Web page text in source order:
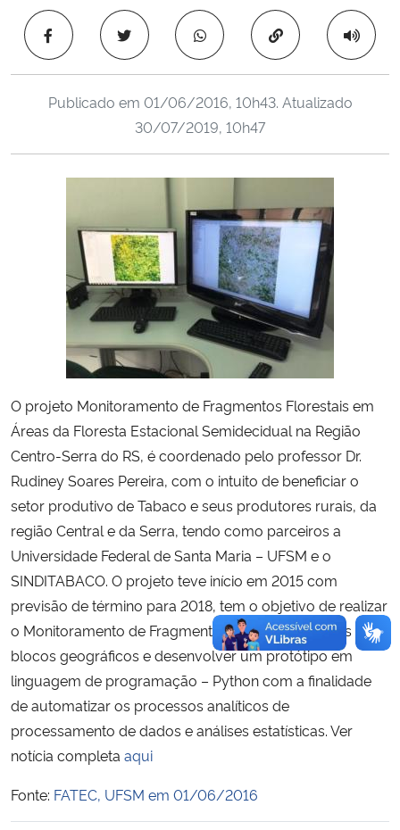
Secretaria-Geral
Gabinete de Segurança Institucional
Advocacia-Geral da União
Banco Central do Brasil
Copiar para área
Publicado em 01/06/2016, 10h43. Atualizado
30/07/2019, 10h47
O projeto Monitoramento de Fragmentos Florestais em
Áreas da Floresta Estacional Semidecidual na Região
Centro-Serra do RS, é coordenado pelo professor Dr.
Rudiney Soares Pereira, com o intuito de beneficiar o
setor produtivo de Tabaco e seus produtores rurais, da
região Central e da Serra, tendo como parceiros a
Universidade Federal de Santa Maria – UFSM e o
SINDITABACO. O projeto teve início em 2015 com
previsão de término para 2018, tem o objetivo de realizar
o Monitoramento de Fragmentos Florestais em dois
blocos geográficos e desenvolver um protótipo em
linguagem de programação – Python com a finalidade
de automatizar os processos analíticos de
processamento de dados e análises estatísticas. Ver
notícia completa aqui
Fonte: FATEC, UFSM em 01/06/2016